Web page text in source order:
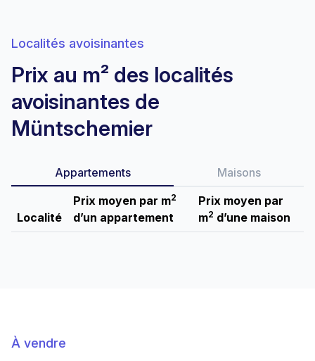
Localités avoisinantes
Prix au m² des localités
avoisinantes de
Müntschemier
Appartements Maisons
Localité
Prix moyen par m2
d’un appartement
Prix moyen par
m2 d’une maison
À vendre